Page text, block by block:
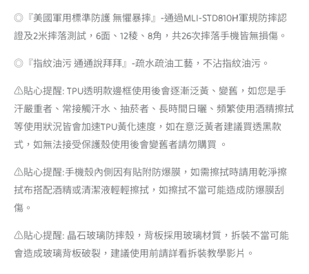
◎『美國軍用標準防護 無懼暴摔』-通過MLI-STD810H軍規防摔認
證及2米摔落測試，6面、12稜、8角，共26次摔落手機皆無損傷。
◎『指紋油污 通通說拜拜』-疏水疏油工藝，不沾指紋油污。
⚠️貼心提醒: TPU透明款邊框使用後會逐漸泛黃、變舊，如您是手
汗嚴重者、常接觸汗水、抽菸者、長時間日曬、頻繁使用酒精擦拭
等使用狀況皆會加速TPU黃化速度，如在意泛黃者建議買透黑款
式，如無法接受保護殼使用後會變舊者請勿購買 。
⚠️貼心提醒:手機殼內側因有貼附防爆膜，如需擦拭時請用乾淨擦
拭布搭配酒精或清潔液輕輕擦拭，如擦拭不當可能造成防爆膜刮
傷。
⚠️貼心提醒: 晶石玻璃防摔殼，背板採用玻璃材質，拆裝不當可能
會造成玻璃背板破裂，建議使用前請詳看拆裝教學影片。